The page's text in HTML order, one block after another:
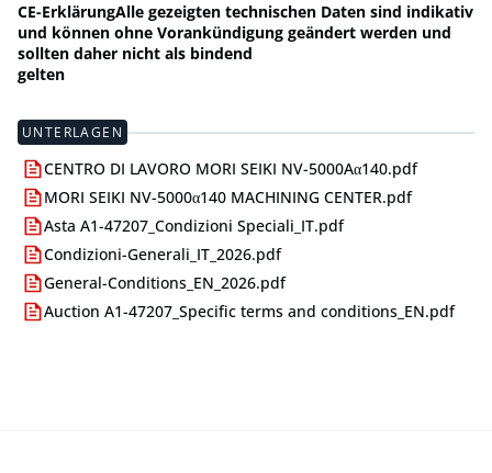
CE-ErklärungAlle gezeigten technischen Daten sind indikativ
und können ohne Vorankündigung geändert werden und
sollten daher nicht als bindend
gelten
UNTERLAGEN
CENTRO DI LAVORO MORI SEIKI NV-5000Aα140.pdf
MORI SEIKI NV-5000α140 MACHINING CENTER.pdf
Asta A1-47207_Condizioni Speciali_IT.pdf
Condizioni-Generali_IT_2026.pdf
General-Conditions_EN_2026.pdf
Auction A1-47207_Specific terms and conditions_EN.pdf